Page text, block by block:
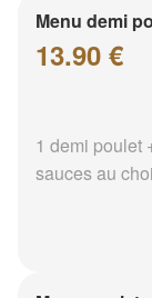
Menu demi
13.90 €
1 demi poulet
sauces au